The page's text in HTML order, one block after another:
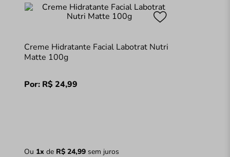
Creme Hidratante Facial Labotrat Nutri
Matte 100g
Por: R$ 24,99
Ou 1x de R$ 24,99sem juros